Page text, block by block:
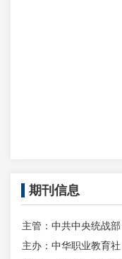
期刊信息
主管：中共中央统战部
主办：中华职业教育社